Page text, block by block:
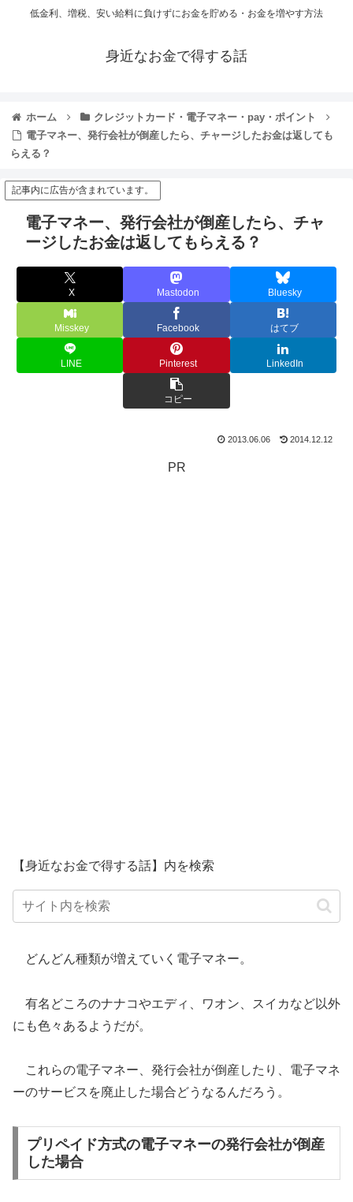
低金利、増税、安い給料に負けずにお金を貯める・お金を増やす方法
身近なお金で得する話
ホーム
クレジットカード・電子マネー・pay・ポイント
電子マネー、発行会社が倒産したら、チャージしたお金は返しても
らえる？
記事内に広告が含まれています。
電子マネー、発行会社が倒産したら、チャ
ージしたお金は返してもらえる？
X Mastodon Bluesky
Misskey Facebook はてブ
LINE Pinterest LinkedIn
コピー
2013.06.06 2014.12.12
PR
【身近なお金で得する話】内を検索
どんどん種類が増えていく電子マネー。
有名どころのナナコやエディ、ワオン、スイカなど以外
にも色々あるようだが。
これらの電子マネー、発行会社が倒産したり、電子マネ
ーのサービスを廃止した場合どうなるんだろう。
プリペイド方式の電子マネーの発行会社が倒産
した場合